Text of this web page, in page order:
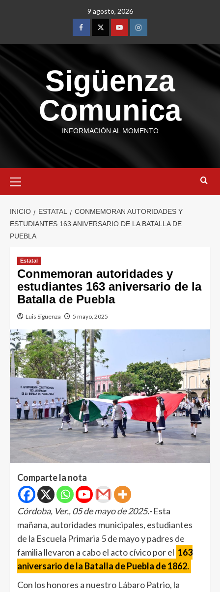
9 agosto, 2026
Sigüenza
Comunica
INFORMACIÓN AL MOMENTO
INICIO ESTATAL
CONMEMORAN AUTORIDADES Y
ESTUDIANTES 163 ANIVERSARIO DE LA BATALLA DE
PUEBLA
Estatal
Conmemoran autoridades y
estudiantes 163 aniversario de la
Batalla de Puebla
Luis Sigüenza 5 mayo, 2025
Comparte la nota
Córdoba, Ver., 05 de mayo de 2025.-Esta
mañana, autoridades municipales, estudiantes
de la Escuela Primaria 5 de mayo y padres de
familia llevaron a cabo el acto cívico por el 163
aniversario de la Batalla de Puebla de 1862.
Con los honores a nuestro Lábaro Patrio, la